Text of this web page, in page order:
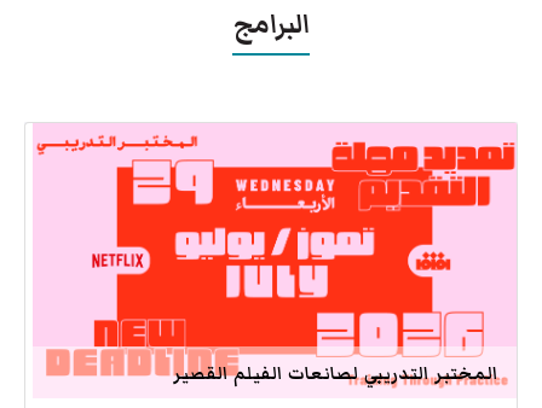
البرامج
المختبر التدريبي لصانعات الفيلم القصير